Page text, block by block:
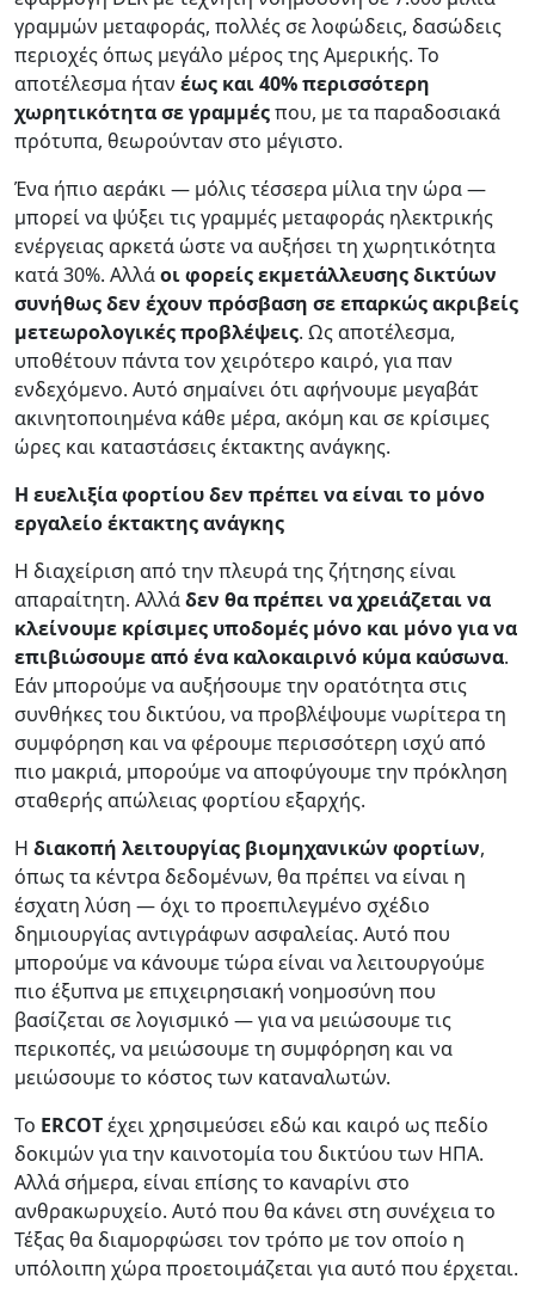
γραμμών μεταφοράς, πολλές σε λοφώδεις, δασώδεις
περιοχές όπως μεγάλο μέρος της Αμερικής. Το
αποτέλεσμα ήταν έως και 40% περισσότερη
χωρητικότητα σε γραμμέςπου, με τα παραδοσιακά
πρότυπα, θεωρούνταν στο μέγιστο.
Ένα ήπιο αεράκι — μόλις τέσσερα μίλια την ώρα —
μπορεί να ψύξει τις γραμμές μεταφοράς ηλεκτρικής
ενέργειας αρκετά ώστε να αυξήσει τη χωρητικότητα
κατά 30%. Αλλάοι φορείς εκμετάλλευσης δικτύων
συνήθως δεν έχουν πρόσβαση σε επαρκώς ακριβείς
μετεωρολογικές προβλέψεις. Ως αποτέλεσμα,
υποθέτουν πάντα τον χειρότερο καιρό, για παν
ενδεχόμενο. Αυτό σημαίνει ότι αφήνουμε μεγαβάτ
ακινητοποιημένα κάθε μέρα, ακόμη και σε κρίσιμες
ώρες και καταστάσεις έκτακτης ανάγκης.
Η ευελιξία φορτίου δεν πρέπει να είναι το μόνο
εργαλείο έκτακτης ανάγκης
Η διαχείριση από την πλευρά της ζήτησης είναι
απαραίτητη. Αλλάδεν θα πρέπει να χρειάζεται να
κλείνουμε κρίσιμες υποδομές μόνο και μόνο για να
επιβιώσουμε από ένα καλοκαιρινό κύμα καύσωνα.
Εάν μπορούμε να αυξήσουμε την ορατότητα στις
συνθήκες του δικτύου, να προβλέψουμε νωρίτερα τη
συμφόρηση και να φέρουμε περισσότερη ισχύ από
πιο μακριά, μπορούμε να αποφύγουμε την πρόκληση
σταθερής απώλειας φορτίου εξαρχής.
Η διακοπή λειτουργίας βιομηχανικών φορτίων,
όπως τα κέντρα δεδομένων, θα πρέπει να είναι η
έσχατη λύση — όχι το προεπιλεγμένο σχέδιο
δημιουργίας αντιγράφων ασφαλείας. Αυτό που
μπορούμε να κάνουμε τώρα είναι να λειτουργούμε
πιο έξυπνα με επιχειρησιακή νοημοσύνη που
βασίζεται σε λογισμικό — για να μειώσουμε τις
περικοπές, να μειώσουμε τη συμφόρηση και να
μειώσουμε το κόστος των καταναλωτών.
Το ERCOTέχει χρησιμεύσει εδώ και καιρό ως πεδίο
δοκιμών για την καινοτομία του δικτύου των ΗΠΑ.
Αλλά σήμερα, είναι επίσης το καναρίνι στο
ανθρακωρυχείο. Αυτό που θα κάνει στη συνέχεια το
Τέξας θα διαμορφώσει τον τρόπο με τον οποίο η
υπόλοιπη χώρα προετοιμάζεται για αυτό που έρχεται.